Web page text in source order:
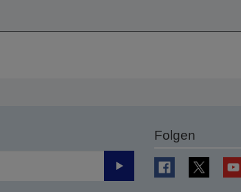
Senden
Folgen